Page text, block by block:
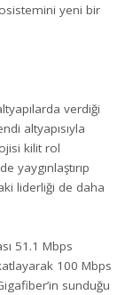
yeni bir
verdiği
altyapısıyla
kilit rol
yaygınlaştırıp
liderliği de daha
51.1 Mbps
100 Mbps
sunduğu